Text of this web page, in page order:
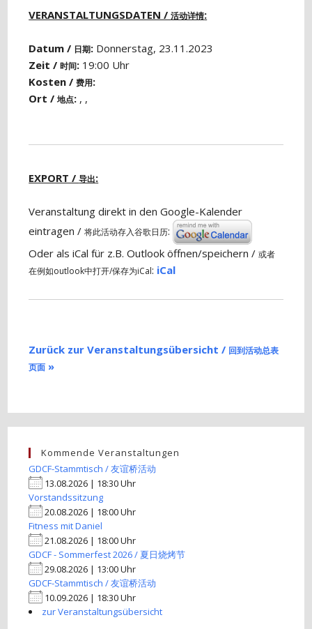
VERANSTALTUNGSDATEN /活动详情:
Datum / 日期: Donnerstag, 23.11.2023
Zeit /时间: 19:00 Uhr
Kosten /费用:
Ort /地点: , ,
EXPORT /导出:
Veranstaltung direkt in den Google-Kalender
eintragen /将此活动存入谷歌日历:
Oder als iCal für z.B. Outlook öffnen/speichern /或者
在例如outlook中打开/保存为iCal: iCal
Zurück zur Veranstaltungsübersicht / 回到活动总表
页面 »
Kommende Veranstaltungen
GDCF-Stammtisch / 友谊桥活动
13.08.2026 | 18:30 Uhr
Vorstandssitzung
20.08.2026 | 18:00 Uhr
Fitness mit Daniel
21.08.2026 | 18:00 Uhr
GDCF - Sommerfest 2026 / 夏日烧烤节
29.08.2026 | 13:00 Uhr
GDCF-Stammtisch / 友谊桥活动
10.09.2026 | 18:30 Uhr
zur Veranstaltungsübersicht